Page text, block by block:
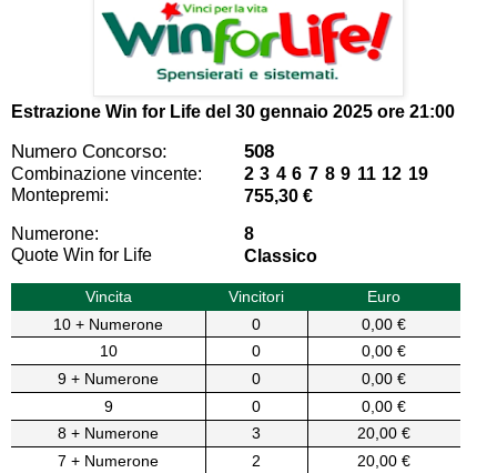
Estrazione Win for Life del 30 gennaio 2025 ore 21:00
Numero Concorso: 508
Combinazione vincente:
2 3 4 6 7 8 9 11 12 19
Montepremi:
755,30 €
Numerone:
8
Quote Win for Life
Classico
Vincita Vincitori
Euro
10 + Numerone
0
0,00 €
10
0
0,00 €
9 + Numerone
0
0,00 €
9
0
0,00 €
8 + Numerone
3
20,00 €
7 + Numerone
2
20,00 €